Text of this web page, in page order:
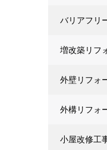
バリアフリ
増改築リフ
外壁リフォ
外構リフォ
小屋改修工